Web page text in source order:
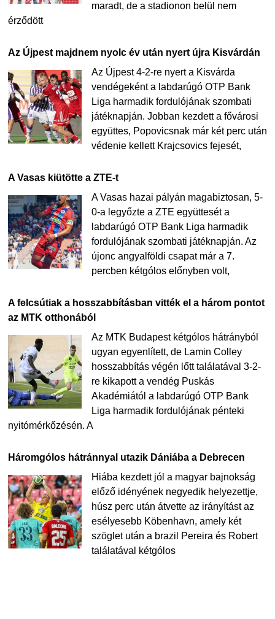
maradt, de a stadionon belül nem
érződött
Az Újpest majdnem nyolc év után nyert újra Kisvárdán
Az Újpest 4-2-re nyert a Kisvárda
vendégeként a labdarúgó OTP Bank
Liga harmadik fordulójának szombati
játéknapján. Jobban kezdett a fővárosi
együttes, Popovicsnak már két perc után
védenie kellett Krajcsovics fejesét,
A Vasas kiütötte a ZTE-t
A Vasas hazai pályán magabiztosan, 5-
0-a legyőzte a ZTE együttesét a
labdarúgó OTP Bank Liga harmadik
fordulójának szombati játéknapján. Az
újonc angyalföldi csapat már a 7.
percben kétgólos előnyben volt,
A felcsútiak a hosszabbításban vitték el a három pontot
az MTK otthonából
Az MTK Budapest kétgólos hátrányból
ugyan egyenlített, de Lamin Colley
hosszabbítás végén lőtt találatával 3-2-
re kikapott a vendég Puskás
Akadémiától a labdarúgó OTP Bank
Liga harmadik fordulójának pénteki
nyitómérkőzésén. A
Háromgólos hátránnyal utazik Dániába a Debrecen
Hiába kezdett jól a magyar bajnokság
előző idényének negyedik helyezettje,
húsz perc után átvette az irányítást az
esélyesebb Köbenhavn, amely két
szöglet után a brazil Pereira és Robert
találatával kétgólos